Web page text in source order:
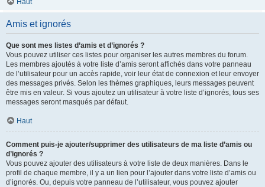
Haut
Amis et ignorés
Que sont mes listes d’amis et d’ignorés ?
Vous pouvez utiliser ces listes pour organiser les autres membres du forum.
Les membres ajoutés à votre liste d’amis seront affichés dans votre panneau
de l’utilisateur pour un accès rapide, voir leur état de connexion et leur envoyer
des messages privés. Selon les thèmes graphiques, leurs messages peuvent
être mis en valeur. Si vous ajoutez un utilisateur à votre liste d’ignorés, tous ses
messages seront masqués par défaut.
Haut
Comment puis-je ajouter/supprimer des utilisateurs de ma liste d’amis ou
d’ignorés ?
Vous pouvez ajouter des utilisateurs à votre liste de deux manières. Dans le
profil de chaque membre, il y a un lien pour l’ajouter dans votre liste d’amis ou
d’ignorés. Ou, depuis votre panneau de l’utilisateur, vous pouvez ajouter